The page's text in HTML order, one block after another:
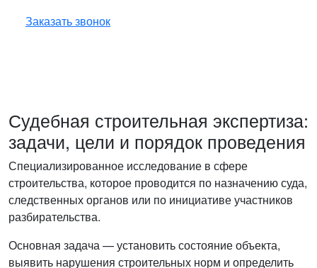
Заказать звонок
Судебная строительная экспертиза:
задачи, цели и порядок проведения
Специализированное исследование в сфере
строительства, которое проводится по назначению суда,
следственных органов или по инициативе участников
разбирательства.
Основная задача — установить состояние объекта,
выявить нарушения строительных норм и определить